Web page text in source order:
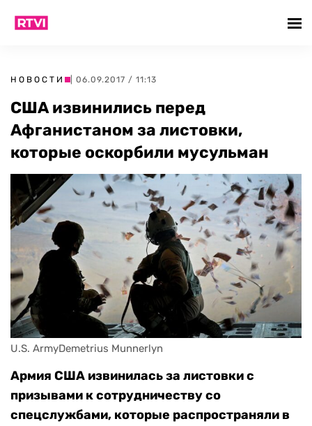
НОВОСТИ | 06.09.2017 / 11:13
США извинились перед
Афганистаном за листовки,
которые оскорбили мусульман
U.S. ArmyDemetrius Munnerlyn
Армия США извинилась за листовки с
призывами к сотрудничеству со
спецслужбами, которые распространяли в